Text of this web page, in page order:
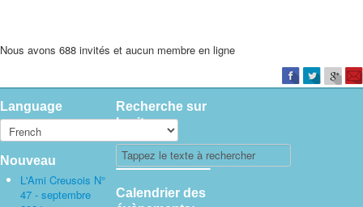
Nous avons 688 invités et aucun membre en ligne
Language
Nouveau
L'Ami Creusois N°
47 - septembre
Recherche sur
le site
Calendrier des